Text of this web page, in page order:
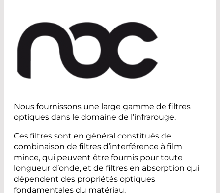
Nous fournissons une large gamme de filtres
optiques dans le domaine de l’infrarouge.
Ces filtres sont en général constitués de
combinaison de filtres d’interférence à film
mince, qui peuvent être fournis pour toute
longueur d’onde, et de filtres en absorption qui
dépendent des propriétés optiques
fondamentales du matériau.